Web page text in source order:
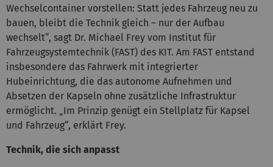
Wechselcontainer vorstellen: Statt jedes Fahrzeug neu zu
bauen, bleibt die Technik gleich – nur der Aufbau
wechselt“, sagt Dr. Michael Frey vom Institut für
Fahrzeugsystemtechnik (FAST) des KIT. Am FAST entstand
insbesondere das Fahrwerk mit integrierter
Hubeinrichtung, die das autonome Aufnehmen und
Absetzen der Kapseln ohne zusätzliche Infrastruktur
ermöglicht. „Im Prinzip genügt ein Stellplatz für Kapsel
und Fahrzeug“, erklärt Frey.
Technik, die sich anpasst